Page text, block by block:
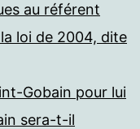
au référent
loi de 2004, dite
Gobain pour lui
sera-t-il